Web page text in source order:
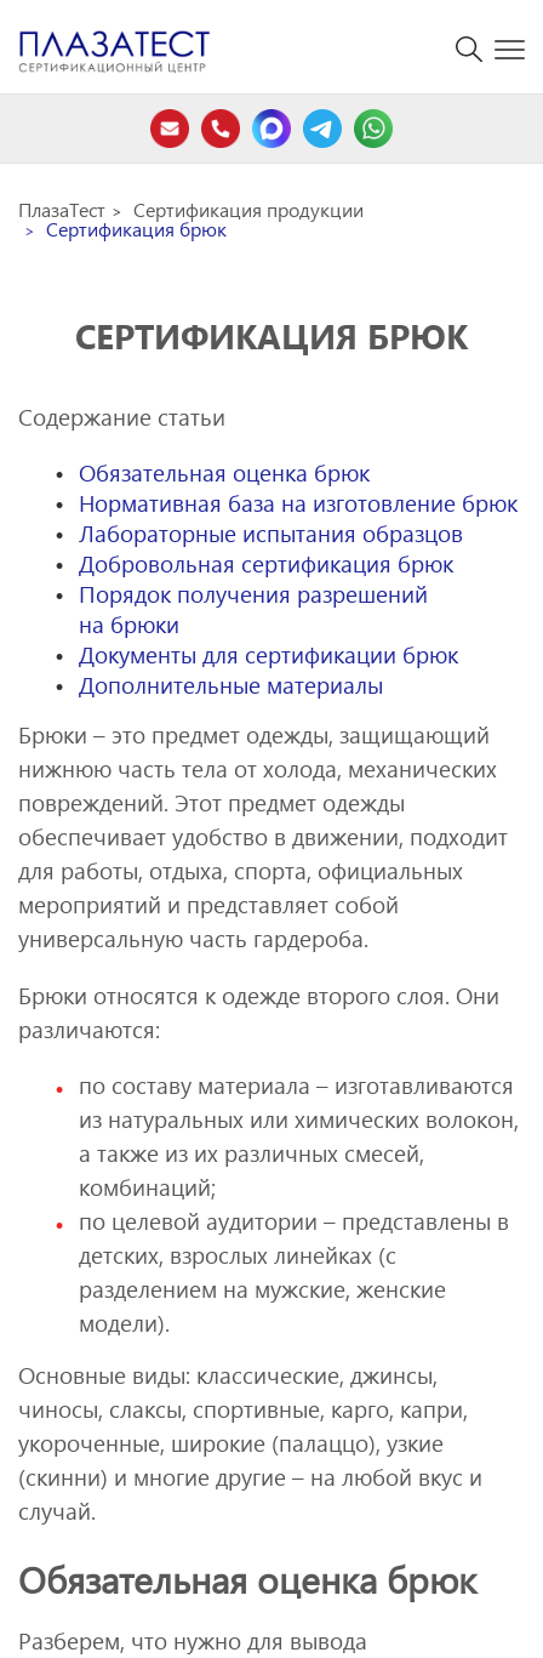
ПлазаТест Сертификация продукции
Сертификация брюк
СЕРТИФИКАЦИЯ БРЮК
Содержание статьи
Обязательная оценка брюк
Нормативная база на изготовление брюк
Лабораторные испытания образцов
Добровольная сертификация брюк
Порядок получения разрешений
на брюки
Документы для сертификации брюк
Дополнительные материалы
Брюки – это предмет одежды, защищающий
нижнюю часть тела от холода, механических
повреждений. Этот предмет одежды
обеспечивает удобство в движении, подходит
для работы, отдыха, спорта, официальных
мероприятий и представляет собой
универсальную часть гардероба.
Брюки относятся к одежде второго слоя. Они
различаются:
по составу материала – изготавливаются
из натуральных или химических волокон,
а также из их различных смесей,
комбинаций;
по целевой аудитории – представлены в
детских, взрослых линейках (с
разделением на мужские, женские
модели).
Основные виды: классические, джинсы,
чиносы, слаксы, спортивные, карго, капри,
укороченные, широкие (палаццо), узкие
(скинни) и многие другие – на любой вкус и
случай.
Обязательная оценка брюк
Разберем, что нужно для вывода